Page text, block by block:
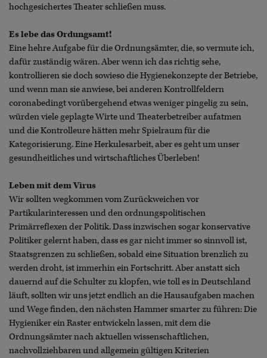
hochgesichertes Theater schließen muss.
Es lebe das Ordungsamt!
Eine hehre Aufgabe für die Ordnungsämter, die, so vermute ich,
dafür zuständig wären. Aber wenn ich das richtig sehe,
kontrollieren sie doch sowieso die Hygienekonzepte der Betriebe,
und wenn man sie anwiese, bei anderen Kontrollfeldern
coronabedingt vorübergehend etwas weniger pingelig zu sein,
würden viele geplagte Wirte und Theaterbetreiber aufatmen
und die Kontrolleure hätten mehr Spielraum für die
Kategorisierung. Eine Herkulesarbeit, aber es geht um unser
gesundheitliches und wirtschaftliches Überleben!
Leben mit dem Virus
Wir sollten wegkommen vom Zurückweichen vor
Partikularinteressen und den ordnungspolitischen
Primärreflexen der Politik. Dass inzwischen sogar konservative
Politiker gelernt haben, dass es gar nicht immer so sinnvoll ist,
Staatsgrenzen zu schließen, sobald eine Situation brenzlich zu
werden droht, ist immerhin ein Fortschritt. Aber anstatt sich
dauernd auf die Schulter zu klopfen, wie toll es in Deutschland
läuft, sollten wir uns jetzt endlich an die Hausaufgaben machen
und Wege finden, den nächsten Hammer smarter zu führen: Die
Hygieniker ein Raster entwickeln lassen, mit dem die
Ordnungsämter nach aktuellen wissenschaftlichen,
nachvollziehbaren und allgemein gültigen Kriterien